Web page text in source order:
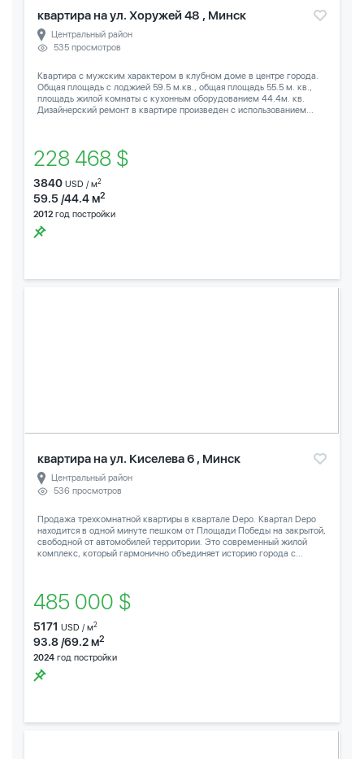
квартира на ул. Хоружей 48 , Минск
Центральный район
535 просмотров
Квартира с мужским характером в клубном доме в центре города.
Общая площадь с лоджией 59.5 м.кв., общая площадь 55.5 м. кв.,
площадь жилой комнаты с кухонным оборудованием 44.4м. кв.
Дизайнерский ремонт в квартире произведен с использованием...
228 468 $
3840 USD / м2
59.5 /44.4 м2
2012 год постройки
квартира на ул. Киселева 6 , Минск
Центральный район
536 просмотров
Продажа трехкомнатной квартиры в квартале Depo. Квартал Depo
находится в одной минуте пешком от Площади Победы на закрытой,
свободной от автомобилей территории. Это современный жилой
комплекс, который гармонично объединяет историю города с...
485 000 $
5171 USD / м2
93.8 /69.2 м2
2024 год постройки